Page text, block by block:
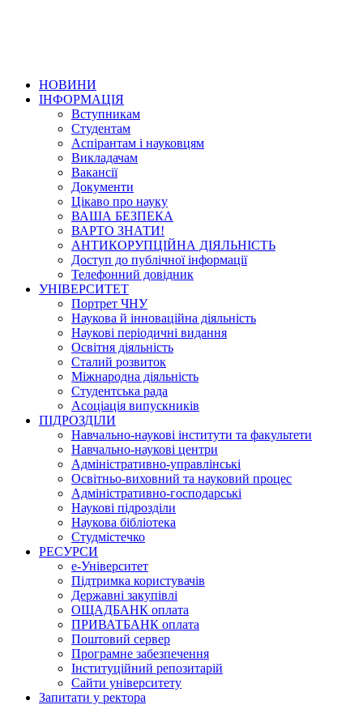
НОВИНИ
ІНФОРМАЦІЯ
Вступникам
Студентам
Аспірантам і науковцям
Викладачам
Вакансії
Документи
Цікаво про науку
ВАША БЕЗПЕКА
ВАРТО ЗНАТИ!
АНТИКОРУПЦІЙНА ДІЯЛЬНІСТЬ
Доступ до публічної інформації
Телефонний довідник
УНІВЕРСИТЕТ
Портрет ЧНУ
Наукова й інноваційна діяльність
Наукові періодичні видання
Освітня діяльність
Сталий розвиток
Міжнародна діяльність
Студентська рада
Асоціація випускників
ПІДРОЗДІЛИ
Навчально-наукові інститути та факультети
Навчально-наукові центри
Адміністративно-управлінські
Освітньо-виховний та науковий процес
Адміністративно-господарські
Наукові підрозділи
Наукова бібліотека
Студмістечко
РЕСУРСИ
е-Університет
Підтримка користувачів
Державні закупівлі
ОЩАДБАНК оплата
ПРИВАТБАНК оплата
Поштовий сервер
Програмне забезпечення
Інституційний репозитарій
Сайти університету
Запитати у ректора